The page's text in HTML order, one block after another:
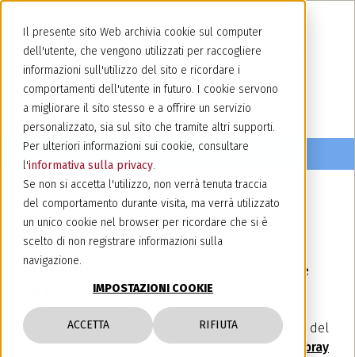
Il presente sito Web archivia cookie sul computer
dell'utente, che vengono utilizzati per raccogliere
informazioni sull'utilizzo del sito e ricordare i
comportamenti dell'utente in futuro. I cookie servono
a migliorare il sito stesso e a offrire un servizio
personalizzato, sia sul sito che tramite altri supporti.
Per ulteriori informazioni sui cookie, consultare
l'informativa sulla privacy.
Se non si accetta l'utilizzo, non verrà tenuta traccia
del comportamento durante visita, ma verrà utilizzato
un unico cookie nel browser per ricordare che si è
scelto di non registrare informazioni sulla
navigazione.
IMPOSTAZIONI COOKIE
ACCETTA RIFIUTA
24 ottobre 2025
ECTA Autumn Meeting – Lione,
Francia, 30 ottobre - 1 novembre
Le nostre partner Alexia de Maulde
(membro del
Comitato Anti-Contraffazione),Diane de Valbray